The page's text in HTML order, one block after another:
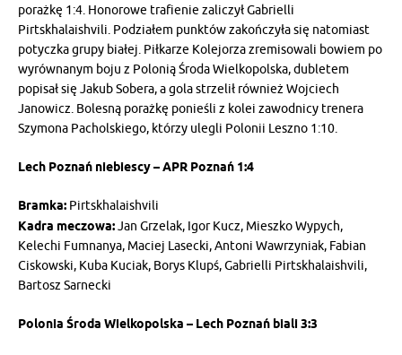
porażkę 1:4. Honorowe trafienie zaliczył Gabrielli
Pirtskhalaishvili. Podziałem punktów zakończyła się natomiast
potyczka grupy białej. Piłkarze Kolejorza zremisowali bowiem po
wyrównanym boju z Polonią Środa Wielkopolska, dubletem
popisał się Jakub Sobera, a gola strzelił również Wojciech
Janowicz. Bolesną porażkę ponieśli z kolei zawodnicy trenera
Szymona Pacholskiego, którzy ulegli Polonii Leszno 1:10.
Lech Poznań niebiescy – APR Poznań 1:4
Bramka: Pirtskhalaishvili
Kadra meczowa:Jan Grzelak, Igor Kucz, Mieszko Wypych,
Kelechi Fumnanya, Maciej Lasecki, Antoni Wawrzyniak, Fabian
Ciskowski, Kuba Kuciak, Borys Klupś, Gabrielli Pirtskhalaishvili,
Bartosz Sarnecki
Polonia Środa Wielkopolska – Lech Poznań biali 3:3